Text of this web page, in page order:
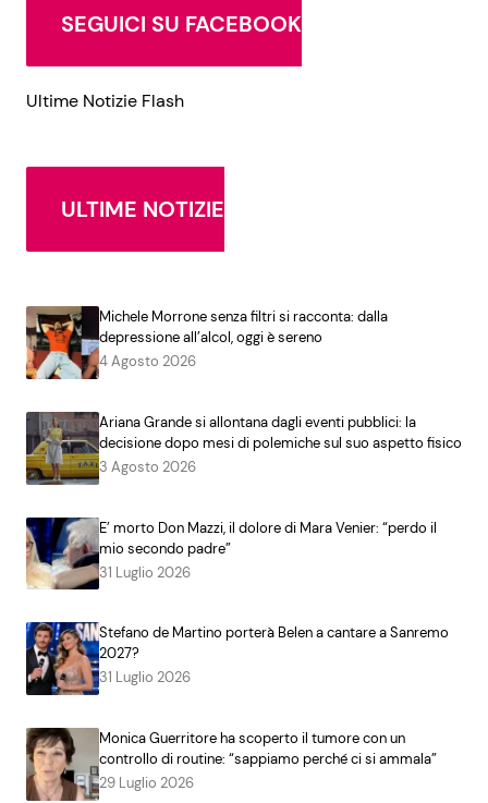
SEGUICI SU FACEBOOK
Ultime Notizie Flash
ULTIME NOTIZIE
Michele Morrone senza filtri si racconta: dalla
depressione all’alcol, oggi è sereno
4 Agosto 2026
Ariana Grande si allontana dagli eventi pubblici: la
decisione dopo mesi di polemiche sul suo aspetto fisico
3 Agosto 2026
E’ morto Don Mazzi, il dolore di Mara Venier: “perdo il
mio secondo padre”
31 Luglio 2026
Stefano de Martino porterà Belen a cantare a Sanremo
2027?
31 Luglio 2026
Monica Guerritore ha scoperto il tumore con un
controllo di routine: “sappiamo perché ci si ammala”
29 Luglio 2026